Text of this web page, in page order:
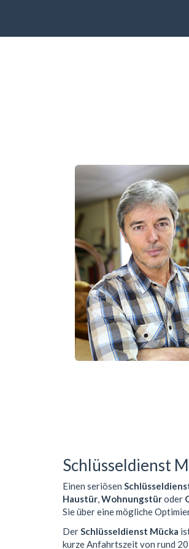
Schlüsseldienst
Einen seriösen
Haustür,Wohnungstüroder
Sie über eine mögliche
DerSchlüsseldienst Mücka
kurze Anfahrtszeit von rund